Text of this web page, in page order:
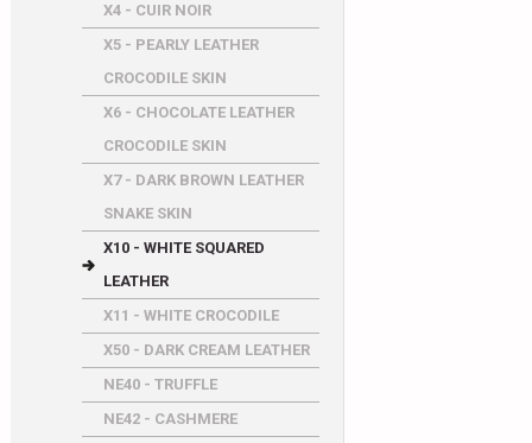
X4 - CUIR NOIR
X5 - PEARLY LEATHER
CROCODILE SKIN
X6 - CHOCOLATE LEATHER
CROCODILE SKIN
X7 - DARK BROWN LEATHER
SNAKE SKIN
X10 - WHITE SQUARED
LEATHER
X11 - WHITE CROCODILE
X50 - DARK CREAM LEATHER
NE40 - TRUFFLE
NE42 - CASHMERE